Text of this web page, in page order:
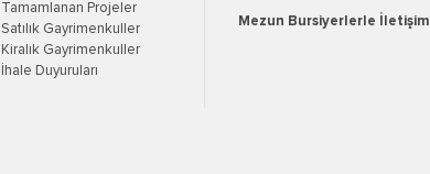
Tamamlanan Projeler
Satılık Gayrimenkuller
Kiralık Gayrimenkuller
İhale Duyuruları
Mezun Bursiyerlerle İletişim